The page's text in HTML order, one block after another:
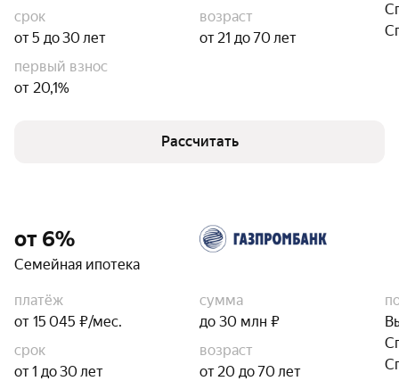
срок
от 5 до 30 лет
возраст
от 21 до 70 лет
первый взнос
от 20,1%
Рассчитать
от 6%
Семейная ипотека
платёж
от 15 045 ₽/мес.
сумма
до 30 млн ₽
срок
от 1 до 30 лет
возраст
от 20 до 70 лет